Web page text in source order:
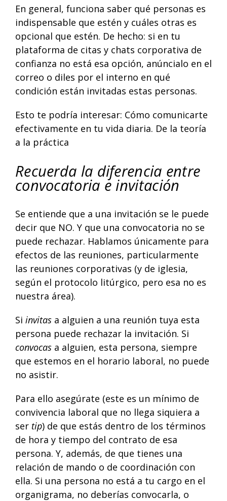
En general, funciona saber qué personas es
indispensable que estén y cuáles otras es
opcional que estén. De hecho: si en tu
plataforma de citas y chats corporativa de
confianza no está esa opción, anúncialo en el
correo o diles por el interno en qué
condición están invitadas estas personas.
Esto te podría interesar: Cómo comunicarte
efectivamente en tu vida diaria. De la teoría
a la práctica
Recuerda la diferencia entre
convocatoria e invitación
Se entiende que a una invitación se le puede
decir que NO. Y que una convocatoria no se
puede rechazar. Hablamos únicamente para
efectos de las reuniones, particularmente
las reuniones corporativas (y de iglesia,
según el protocolo litúrgico, pero esa no es
nuestra área).
Si invitas a alguien a una reunión tuya esta
persona puede rechazar la invitación. Si
convocas a alguien, esta persona, siempre
que estemos en el horario laboral, no puede
no asistir.
Para ello asegúrate (este es un mínimo de
convivencia laboral que no llega siquiera a
ser tip) de que estás dentro de los términos
de hora y tiempo del contrato de esa
persona. Y, además, de que tienes una
relación de mando o de coordinación con
ella. Si una persona no está a tu cargo en el
organigrama, no deberías convocarla, o